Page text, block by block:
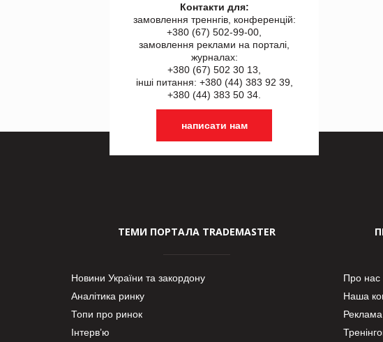
Контакти для:
замовлення треннгів, конференцій:
+380 (67) 502-99-00,
замовлення реклами на порталі,
журналах:
+380 (67) 502 30 13,
інші питання: +380 (44) 383 92 39,
+380 (44) 383 50 34.
написати нам
ТЕМИ ПОРТАЛА TRADEMASTER
Новини України та закордону
Аналітика ринку
Топи про ринок
Інтерв’ю
Про нас
Наша